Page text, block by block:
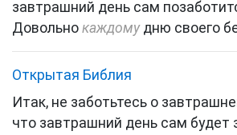
завтрашний день сам
Довольно каждомудню своего
Открытая Библия
Итак, не заботьтесь о
что завтрашний день сам будет